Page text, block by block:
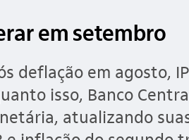
em setembro
deflação em agosto,
isso, Banco
atualizando